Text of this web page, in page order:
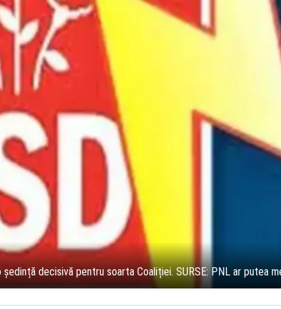
decisivă pentru soarta Coaliției. SURSE: PNL ar putea